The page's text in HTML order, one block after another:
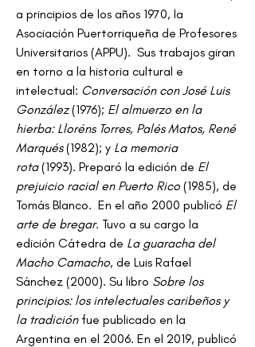
a principios de los años 1970, la
Asociación Puertorriqueña de Profesores
Universitarios (APPU).  Sus trabajos giran
en torno a la historia cultural e
intelectual: Conversación con José Luis
González (1976); El almuerzo en la
hierba: Lloréns Torres, Palés Matos, René
Marqués (1982); y La memoria
rota (1993). Preparó la edición de El
prejuicio racial en Puerto Rico (1985), de
Tomás Blanco.  En el año 2000 publicó El
arte de bregar. Tuvo a su cargo la
edición Cátedra de La guaracha del
Macho Camacho, de Luis Rafael
Sánchez (2000). Su libro Sobre los
principios: los intelectuales caribeños y
la tradición fue publicado en la
Argentina en el 2006. En el 2019, publicó